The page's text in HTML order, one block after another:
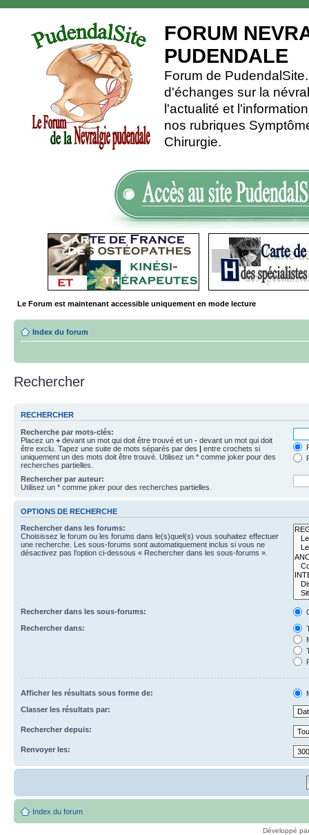
FORUM
PUDENDALE
Forum de
d'échanges sur la
l'actualité et
nos rubriques
Chirurgie.
Le Forum est maintenant accessible uniquement en mode lecture
Index du forum
Rechercher
RECHERCHER
Recherche par mots-clés:
Placez un + devant un mot qui doit être trouvé et un - devant un mot qui doit
être exclu. Tapez une suite de mots séparés par des | entre crochets si
uniquement un des mots doit être trouvé. Utilisez un * comme joker pour des
recherches partielles.
Rechercher par auteur:
Utilisez un * comme joker pour des recherches partielles.
OPTIONS DE RECHERCHE
Rechercher dans les forums:
Choisissez le forum ou les forums dans le(s)quel(s) vous souhaitez effectuer
une recherche. Les sous-forums sont automatiquement inclus si vous ne
désactivez pas l’option ci-dessous « Rechercher dans les sous-forums ».
Rechercher dans les sous-forums:
Rechercher dans:
Afficher les résultats sous forme de:
Classer les résultats par:
Rechercher depuis:
Renvoyer les:
Index du forum
Développé